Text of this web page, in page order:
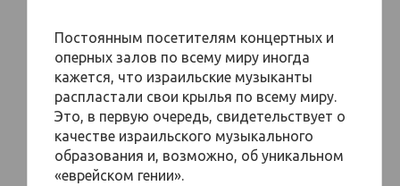
Постоянным посетителям концертных и
оперных залов по всему миру иногда
кажется, что израильские музыканты
распластали свои крылья по всему миру.
Это, в первую очередь, свидетельствует о
качестве израильского музыкального
образования и, возможно, об уникальном
«еврейском гении».